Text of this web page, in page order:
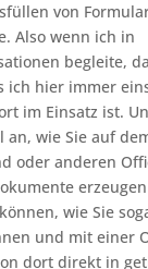
von
Also wenn ich in
begleite,
ich hier immer
im Einsatz ist.
an, wie Sie auf
oder anderen
wie Sie
und mit einer
dort direkt in